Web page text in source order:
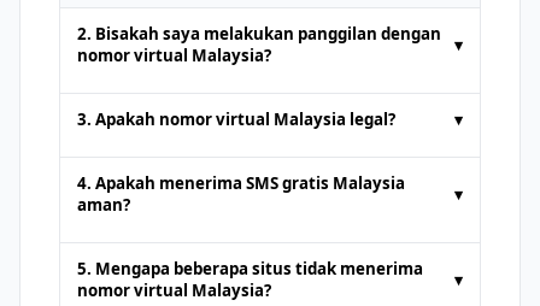
2. Bisakah saya melakukan panggilan dengan
nomor virtual Malaysia?
▾
Nomor telepon sementara yang
disediakan oleh platform SMS online
Panggilan suara atau pengiriman SMS
layanan premium mungkin menawarkan
dukungan panggilan dengan biaya
3. Apakah nomor virtual Malaysia legal? ▾
Ya. Nomor virtual Malaysia sepenuhnya
sah untuk tindakan seperti
menerima
mereka tidak boleh digunakan untuk
kegiatan ilegal. Pengguna harus
4. Apakah menerima SMS gratis Malaysia
aman?
▾
Mendapatkan SMS online gratis
dari
platform terkemuka adalah aman.
5. Mengapa beberapa situs tidak menerima
nomor virtual Malaysia?
▾